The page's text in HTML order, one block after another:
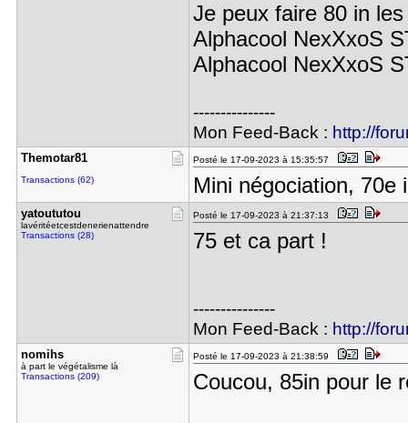
Je peux faire 80 in
Alphacool NexXxoS
Alphacool NexXxoS
---------------
Mon Feed-Back : http://
Themotar81
Transactions (62)
Posté le 17-09-2023 à 15:35:57
Mini négociation, 70e
yatoututou
lavéritéetcestdenerienattendre
Transactions (28)
Posté le 17-09-2023 à 21:37:13
75 et ca part !
---------------
Mon Feed-Back : http://
nomihs
à part le végétalisme là
Transactions (209)
Posté le 17-09-2023 à 21:38:59
Coucou, 85in pour le